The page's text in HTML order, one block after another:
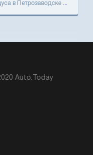
в Петрозаводске ...
Auto.Today